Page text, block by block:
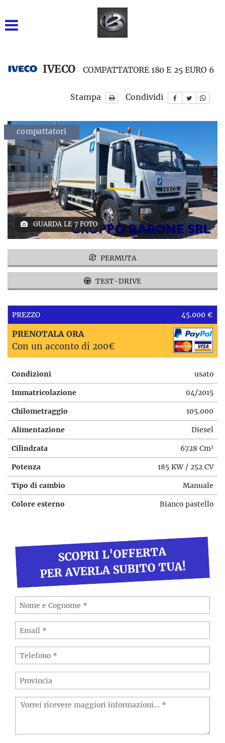
INIZIALE
NOLEGGIO LUNGO
TERMINE
RICAMBI
ASSISTENZA
IVECO COMPATTATORE 180 E 25 EURO 6
Stampa Condividi
compattatori
GUARDA LE 7 FOTO
PERMUTA
TEST-DRIVE
PREZZO 45.000 €
PRENOTALA ORA
Con un acconto di 200€
Condizioni usato
Immatricolazione 04/2015
Chilometraggio 105.000
Alimentazione Diesel
Cilindrata 6728 Cm³
Potenza 185 KW / 252 CV
Tipo di cambio Manuale
Colore esterno Bianco pastello
SCOPRI L'OFFERTA
PER AVERLA SUBITO TUA!